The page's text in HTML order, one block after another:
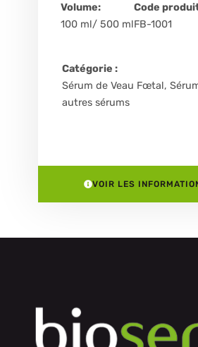
Volume:
100 ml/ 500 ml
Code
FB-1001
Catégorie :
Sérum de Veau Fœtal,
autres sérums
VOIR LES